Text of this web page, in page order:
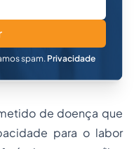
spam. Privacidade
de doença que
para o labor